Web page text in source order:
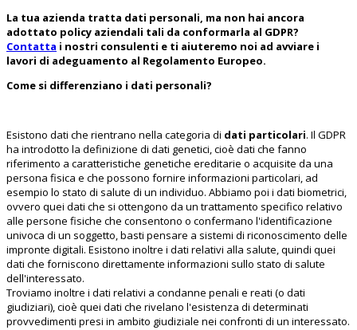
La tua azienda tratta dati personali, ma non hai ancora
adottato policy aziendali tali da conformarla al GDPR?
Contatta i nostri consulenti e ti aiuteremo noi ad avviare i
lavori di adeguamento al Regolamento Europeo.
Come si differenziano i dati personali?
Esistono dati che rientrano nella categoria di dati particolari. Il GDPR
ha introdotto la definizione di dati genetici, cioè dati che fanno
riferimento a caratteristiche genetiche ereditarie o acquisite da una
persona fisica e che possono fornire informazioni particolari, ad
esempio lo stato di salute di un individuo. Abbiamo poi i dati biometrici,
ovvero quei dati che si ottengono da un trattamento specifico relativo
alle persone fisiche che consentono o confermano l'identificazione
univoca di un soggetto, basti pensare a sistemi di riconoscimento delle
impronte digitali. Esistono inoltre i dati relativi alla salute, quindi quei
dati che forniscono direttamente informazioni sullo stato di salute
dell'interessato.
Troviamo inoltre i dati relativi a condanne penali e reati (o dati
giudiziari), cioè quei dati che rivelano l'esistenza di determinati
provvedimenti presi in ambito giudiziale nei confronti di un interessato.